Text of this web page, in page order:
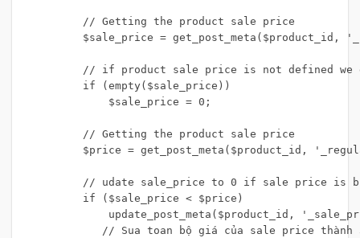
        // Getting the product sale price
$sale_price = get_post_meta($product_id,
// if product sale price is not defined we
        if (empty($sale_price))
            $sale_price = 0;
        // Getting the product sale price
$price = get_post_meta($product_id,
// udate sale_price to 0 if sale price is
        if ($sale_price < $price)
update_post_meta($product_id,
// Sua toan bộ giá của sale price